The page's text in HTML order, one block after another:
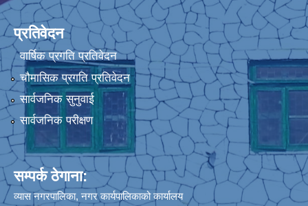
प्रतिवेदन
वार्षिक प्रगति प्रतिवेदन
चौमासिक प्रगति प्रतिवेदन
सार्वजनिक सुनुवाई
सार्वजनिक परीक्षण
सम्पर्क ठेगाना:
व्यास नगरपालिका, नगर कार्यपालिकाको कार्यालय